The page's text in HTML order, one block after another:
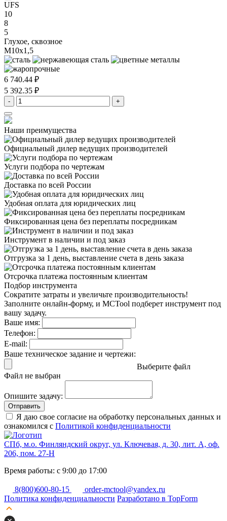
UFS
10
8
5
Глухое, сквозное
M10x1,5
6 740.44 ₽
5 392.35 ₽
- +
Наши преимущества
Официальный дилер ведущих производителей
Услуги подбора по чертежам
Доставка по всей России
Удобная оплата для юридических лиц
Фиксированная цена без переплаты посредникам
Инструмент в наличии и под заказ
Отгрузка за 1 день, выставление счета в день заказа
Отсрочка платежа постоянным клиентам
Подбор инструмента
Сократите затраты и увеличьте производительность!
Заполните онлайн-форму, и MCTool подберет инструмент под
вашу задачу.
Ваше имя:
Телефон:
E-mail:
Ваше техническое задание и чертежи:
Выберите файл
Файл не выбран
Опишите задачу:
Отправить
Я даю свое согласие на обработку персональных данных и
ознакомился с Политикой конфиденциальности
СПб, м.о. Финляндский округ, ул. Ключевая, д. 30, лит. А, оф.
206, пом. 27-Н
Время работы: с 9:00 до 17:00
8(800)600-80-15
order-mctool@yandex.ru
Политика конфиденциальности Разработано в TopForm